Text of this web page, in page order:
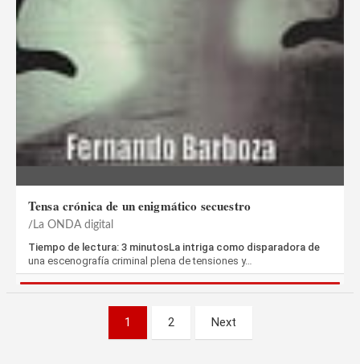
Tensa crónica de un enigmático secuestro
La ONDA digital
Tiempo de lectura: 3 minutosLa intriga como disparadora de
una escenografía criminal plena de tensiones y…
1 2 Next